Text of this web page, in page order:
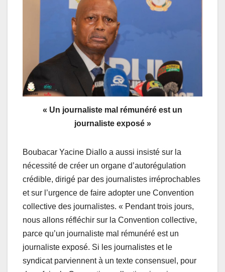
« Un journaliste mal rémunéré est un
journaliste exposé »
Boubacar Yacine Diallo a aussi insisté sur la
nécessité de créer un organe d’autorégulation
crédible, dirigé par des journalistes irréprochables
et sur l’urgence de faire adopter une Convention
collective des journalistes. « Pendant trois jours,
nous allons réfléchir sur la Convention collective,
parce qu’un journaliste mal rémunéré est un
journaliste exposé. Si les journalistes et le
syndicat parviennent à un texte consensuel, pour